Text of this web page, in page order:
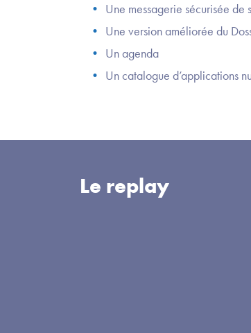
Une messagerie sécurisée de
Une version améliorée du
Un agenda
Un catalogue d’applications
Le replay